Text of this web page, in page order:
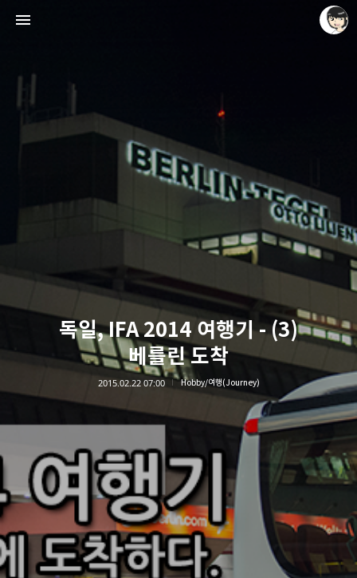
독일, IFA 2014 여행기 - (3)
베를린 도착
2015.02.22 07:00 Hobby/여행(Journey)
레이니아
레이니아